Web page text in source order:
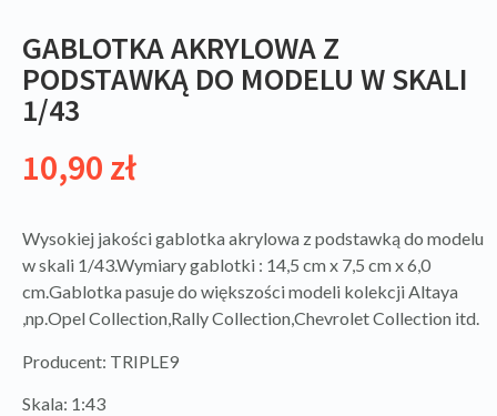
GABLOTKA AKRYLOWA Z
PODSTAWKĄ DO MODELU W SKALI
1/43
10,90 zł
Wysokiej jakości gablotka akrylowa z podstawką do modelu
w skali 1/43.Wymiary gablotki : 14,5 cm x 7,5 cm x 6,0
cm.Gablotka pasuje do większości modeli kolekcji Altaya
,np.Opel Collection,Rally Collection,Chevrolet Collection itd.
Producent: TRIPLE9
Skala: 1:43